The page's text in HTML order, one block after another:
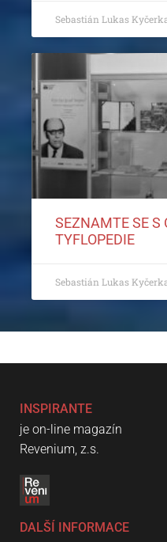
Sebastián Lukas
SEZNAMTE SE S
TYFLOPEDIE
Sebastián Lukas
INSPIRANTE
je on-line magazín
Revenium, z.s.
DALŠÍ INFORMACE